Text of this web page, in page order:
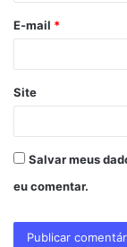
*
E-mail *
Site
Salvar meus
eu comentar.